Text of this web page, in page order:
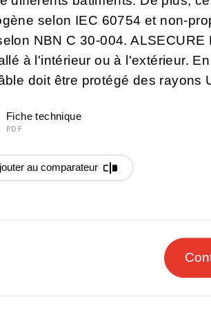
selon IEC 60754 et non-
NBN C 30-004. ALSECURE
à l'intérieur ou à l'extérieur.
doit être protégé des rayons
Fiche technique
PDF
au comparateur